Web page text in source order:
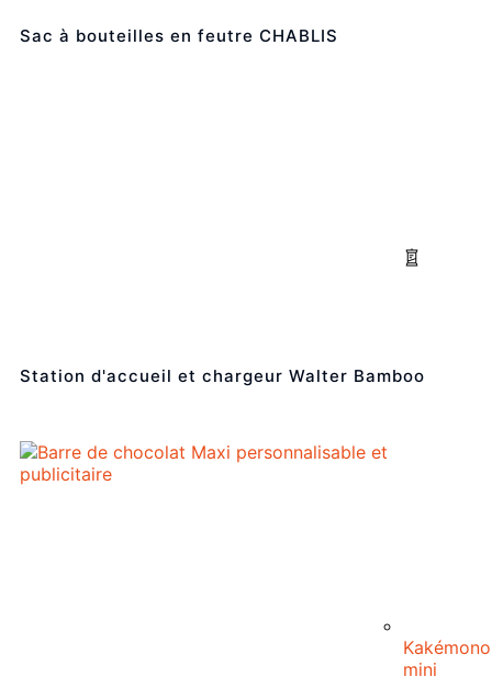
Kakémono
mini
Sac à bouteilles en feutre CHABLIS
Station d'accueil et chargeur Walter Bamboo